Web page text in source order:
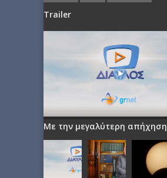
Trailer
Με την μεγαλύτερη απήχηση